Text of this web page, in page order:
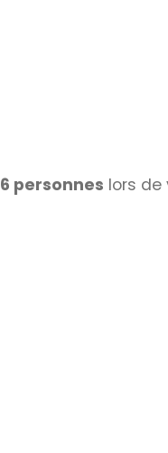
6 personnes lors de